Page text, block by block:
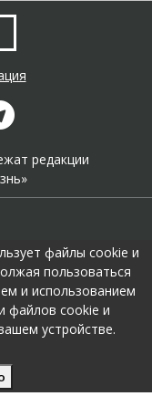
редакции
технологии
соглашаетесь с их
Production
файлы cookie и
пользоваться
и использованием
файлов cookie и
устройстве.